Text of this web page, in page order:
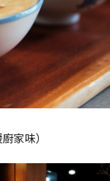
家味）